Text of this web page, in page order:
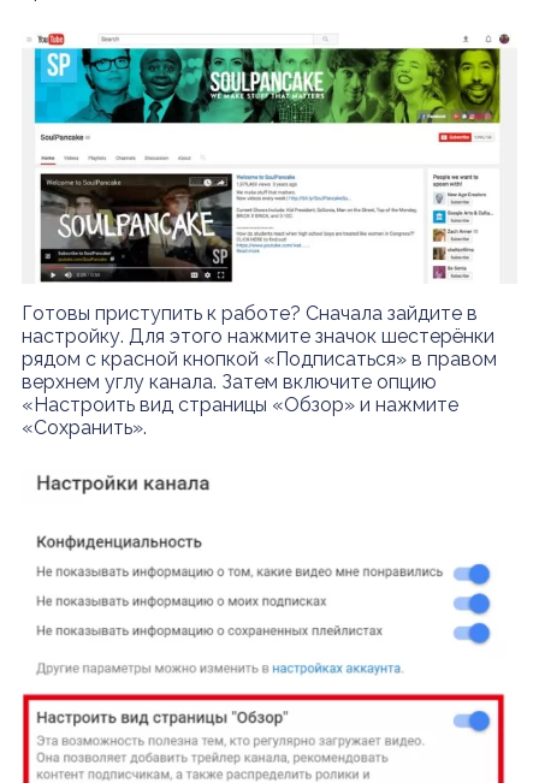
Готовы приступить к работе? Сначала зайдите в
настройку. Для этого нажмите значок шестерёнки
рядом с красной кнопкой «Подписаться» в правом
верхнем углу канала. Затем включите опцию
«Настроить вид страницы «Обзор» и нажмите
«Сохранить».